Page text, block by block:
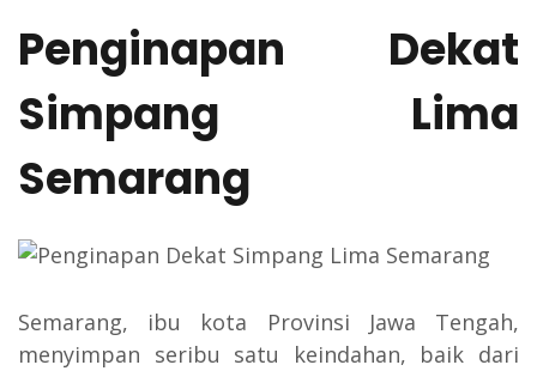
Penginapan Dekat
Simpang Lima
Semarang
Semarang, ibu kota Provinsi Jawa Tengah,
menyimpan seribu satu keindahan, baik dari